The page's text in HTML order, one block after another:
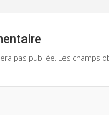
pas publiée. Les champs